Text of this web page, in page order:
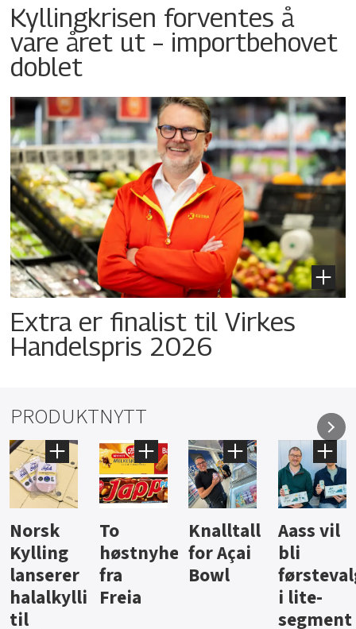
Kyllingkrisen forventes å
vare året ut – importbehovet
doblet
Extra er finalist til Virkes
Handelspris 2026
PRODUKTNYTT
Knalltall
for Açai
Bowl
Aass vil
bli
førstevalg
i lite-
Brus og
jus fra
Berentsen
Hard
iste fra
Hansa